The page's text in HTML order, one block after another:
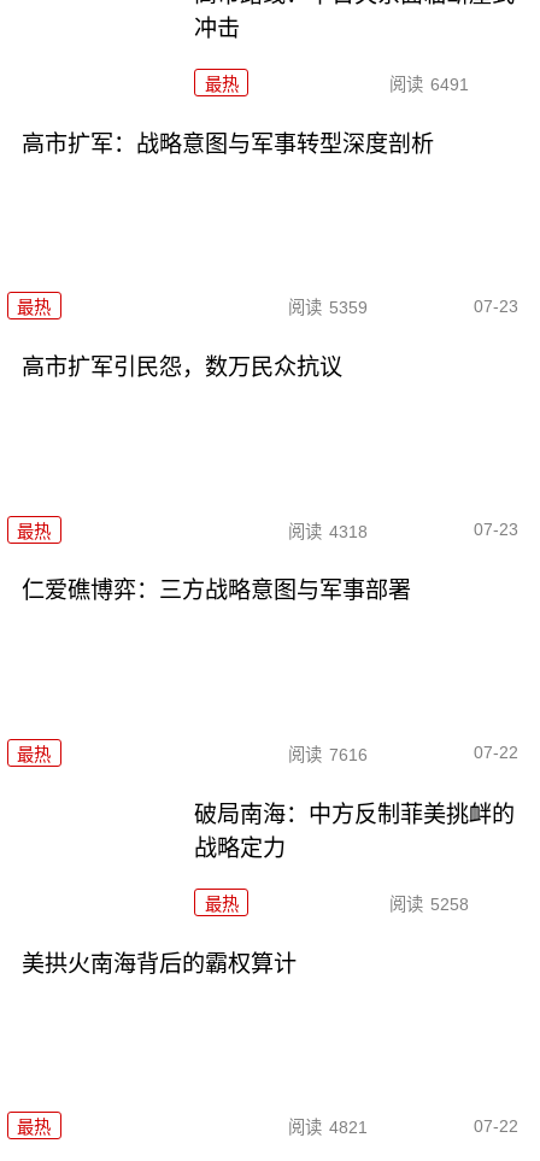
冲击
最热 阅读 6491
高市扩军：战略意图与军事转型深度剖析
最热 阅读 5359 07-23
高市扩军引民怨，数万民众抗议
最热 阅读 4318 07-23
仁爱礁博弈：三方战略意图与军事部署
最热 阅读 7616 07-22
破局南海：中方反制菲美挑衅的
战略定力
最热 阅读 5258
美拱火南海背后的霸权算计
最热 阅读 4821 07-22